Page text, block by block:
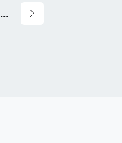
...